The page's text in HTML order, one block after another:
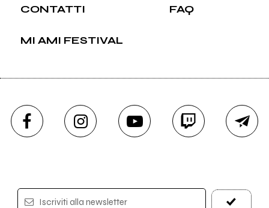
CONTATTI FAQ
MI AMI FESTIVAL
Iscriviti alla newsletter